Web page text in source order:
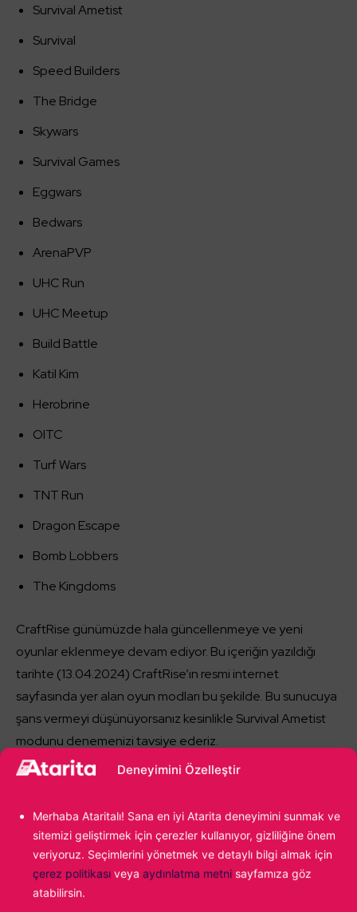
Deneyimini Özelleştir
Merhaba Ataritalı! Sana en iyi Atarita deneyimini sunmak ve
sitemizi geliştirmek için çerezler kullanıyor, gizliliğine önem
veriyoruz. Seçimlerini yönetmek ve detaylı bilgi almak için
çerez politikası veya aydınlatma metni sayfamıza göz
atabilirsin.
Survival Ametist
Survival
Speed Builders
The Bridge
Skywars
Survival Games
Eggwars
Bedwars
ArenaPVP
UHC Run
UHC Meetup
Build Battle
Katil Kim
Herobrine
OITC
Turf Wars
TNT Run
Dragon Escape
Bomb Lobbers
The Kingdoms
CraftRise günümüzde hala güncellenmeye ve yeni
oyunlar eklenmeye devam ediyor. Bu içeriğin yazıldığı
tarihte (13.04.2024) CraftRise’ın resmi internet
sayfasında yer alan oyun modları bu şekilde. Bu sunucuya
şans vermeyi düşünüyorsanız kesinlikle Survival Ametist
modunu denemenizi tavsiye ederiz.
pazarlama çerezlerini kabul etmek ve bu
içeriği etkinleştirmek için tıklayın